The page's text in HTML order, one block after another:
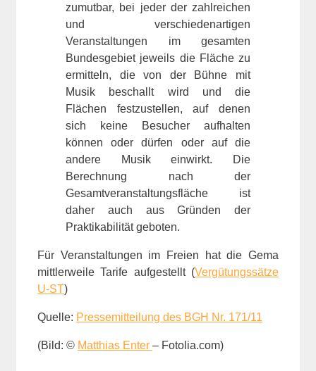
zumutbar, bei jeder der zahlreichen
und verschiedenartigen
Veranstaltungen im gesamten
Bundesgebiet jeweils die Fläche zu
ermitteln, die von der Bühne mit
Musik beschallt wird und die
Flächen festzustellen, auf denen
sich keine Besucher aufhalten
können oder dürfen oder auf die
andere Musik einwirkt. Die
Berechnung nach der
Gesamtveranstaltungsfläche ist
daher auch aus Gründen der
Praktikabilität geboten.
Für Veranstaltungen im Freien hat die Gema
mittlerweile Tarife aufgestellt (Vergütungssätze
U-ST)
Quelle: Pressemitteilung des BGH Nr. 171/11
(Bild: © Matthias Enter – Fotolia.com)